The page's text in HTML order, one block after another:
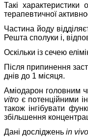
Такі
терапевтичної
Частина йоду
Решта сполуки і,
Оскільки із сечею
Після припинення
днів до 1 місяця.
Аміодарон головним
vitro є потенційними
також інгібувати
збільшення
Дані досліджень in vivo